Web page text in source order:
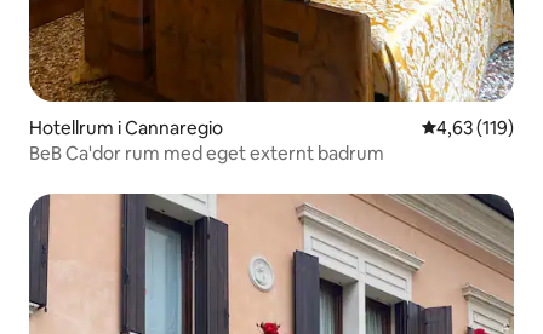
Hotellrum i Cannaregio 4,63 av 5 i
4,63 (119)
BeB Ca'dor rum med eget externt badrum